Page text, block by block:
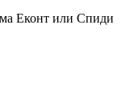
Еконт или Спиди